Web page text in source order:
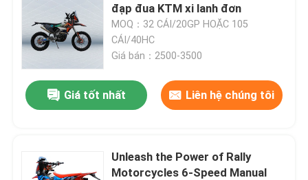
đạp đua KTM xi lanh đơn
MOQ：32 CÁI/20GP HOẶC 105
CÁI/40HC
Giá bán：2500-3500
Giá tốt nhất Liên hệ chúng tôi
Unleash the Power of Rally
Motorcycles 6-Speed Manual